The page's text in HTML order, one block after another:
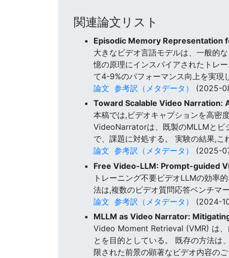
関連論文リスト
Episodic Memory
大きなビデオ言語モデルは、一般的
憶の原理にインスパイアされたトレ
て4-9%のパフォーマンス向上を実現
論文 参考訳（メタデータ）
(2025-
Toward Scalable Video Narration:
本稿では,ビデオキャプションを高密
VideoNarratorは、既製のMLLMとビ
で、課題に対処する。 実験の結果,こ
論文 参考訳（メタデータ）
(2025-
Free Video-LLM: Prompt-guided
トレーニング不要ビデオLLMの効率
法は,複数のビデオ質問応答ベンチマ
論文 参考訳（メタデータ）
(2024-
MLLM as Video Narrator:
Video Moment Retrieval (VMR) は、
とを目的としている。 既存の方法は
限された前景の顕著なビデオ内容の